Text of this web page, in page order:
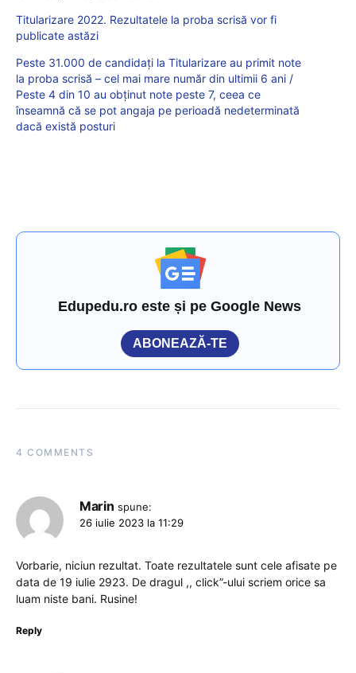
Titularizare 2022. Rezultatele la proba scrisă vor fi
publicate astăzi
Peste 31.000 de candidați la Titularizare au primit note
la proba scrisă – cel mai mare număr din ultimii 6 ani /
Peste 4 din 10 au obținut note peste 7, ceea ce
înseamnă că se pot angaja pe perioadă nedeterminată
dacă există posturi
Edupedu.ro este și pe Google News
ABONEAZĂ-TE
4 COMMENTS
Marin spune:
26 iulie 2023 la 11:29
Vorbarie, niciun rezultat. Toate rezultatele sunt cele afisate pe
data de 19 iulie 2923. De dragul ,, click”-ului scriem orice sa
luam niste bani. Rusine!
Reply